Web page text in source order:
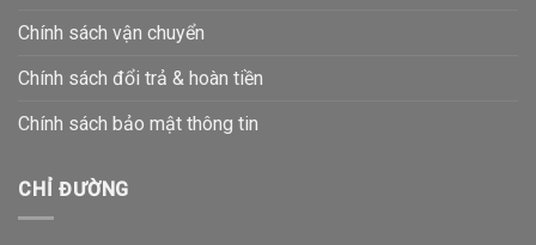
Chính sách vận chuyển
Chính sách đổi trả & hoàn tiền
Chính sách bảo mật thông tin
CHỈ ĐƯỜNG